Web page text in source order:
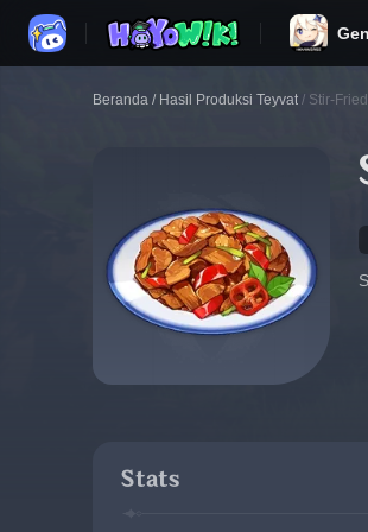
Beranda / Hasil Produksi Teyvat / Stir-
Stats